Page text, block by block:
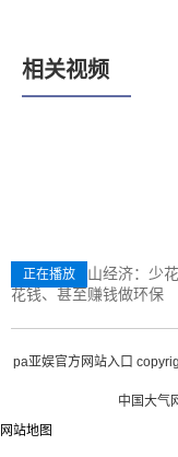
相关视频
傅涛阐述两山经济：少
花钱、甚至赚钱做环保
正在播放
pa亚娱官方网站入口
中国大气
网站地图